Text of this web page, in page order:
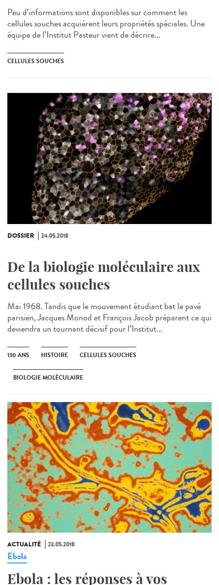
Peu d’informations sont disponibles sur comment les
cellules souches acquièrent leurs propriétés spéciales. Une
équipe de l’Institut Pasteur vient de décrire...
CELLULES SOUCHES
DOSSIER 24.05.2018
De la biologie moléculaire aux
cellules souches
Mai 1968. Tandis que le mouvement étudiant bat le pavé
parisien, Jacques Monod et François Jacob préparent ce qui
deviendra un tournant décisif pour l’Institut...
130 ANS HISTOIRE CELLULES SOUCHES
BIOLOGIE MOLÉCULAIRE
ACTUALITÉ 23.05.2018
Ebola
Ebola : les réponses à vos